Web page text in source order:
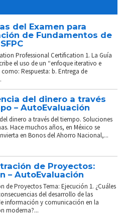
del Examen para
de Fundamentos de
Professional Certification 1. La Guía
el uso de un “enfoque iterativo e
Respuesta: b. Entrega de
del dinero a través
– AutoEvaluación
dinero a través del tiempo. Soluciones
Hace muchos años, en México se
en Bonos del Ahorro Nacional,...
de Proyectos:
– AutoEvaluación
de Proyectos Tema: Ejecución 1. ¿Cuáles
del desarrollo de las
información y comunicación en la
moderna?...